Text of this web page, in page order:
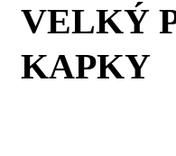
VELKÝ
KAPKY